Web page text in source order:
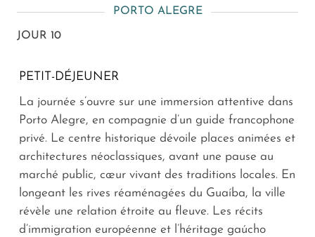
PORTO ALEGRE
JOUR 10
PETIT-DÉJEUNER
La journée s’ouvre sur une immersion attentive dans
Porto Alegre, en compagnie d’un guide francophone
privé. Le centre historique dévoile places animées et
architectures néoclassiques, avant une pause au
marché public, cœur vivant des traditions locales. En
longeant les rives réaménagées du Guaíba, la ville
révèle une relation étroite au fleuve. Les récits
d’immigration européenne et l’héritage gaúcho